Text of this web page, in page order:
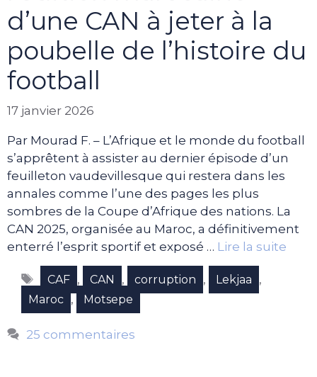
d’une CAN à jeter à la
poubelle de l’histoire du
football
17 janvier 2026
Par Mourad F. – L’Afrique et le monde du football
s’apprêtent à assister au dernier épisode d’un
feuilleton vaudevillesque qui restera dans les
annales comme l’une des pages les plus
sombres de la Coupe d’Afrique des nations. La
CAN 2025, organisée au Maroc, a définitivement
enterré l’esprit sportif et exposé … Lire la suite
Étiquettes
CAF , CAN , corruption , Lekjaa ,
Maroc , Motsepe
25 commentaires